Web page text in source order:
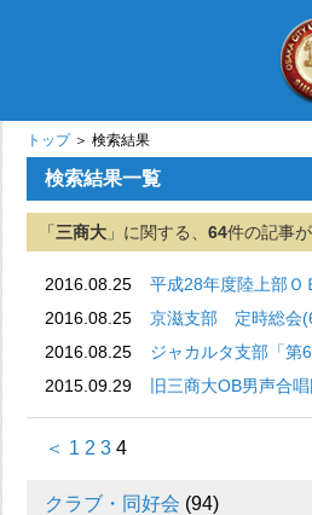
トップ＞ 検索結果
検索結果一覧
「 三商大 」に関する、 64件の記事
2016.08.25
平成28年度陸上部Ｏ
2016.08.25
京滋支部 定時総会
2016.08.25
ジャカルタ支部「第
2015.09.29
旧三商大OB男声合
＜ 1 2 3 4
クラブ・同好会 (94)